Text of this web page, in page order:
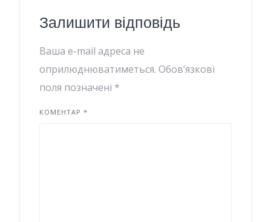
Залишити відповідь
Ваша e-mail адреса не
оприлюднюватиметься. Обов’язкові
поля позначені *
КОМЕНТАР *